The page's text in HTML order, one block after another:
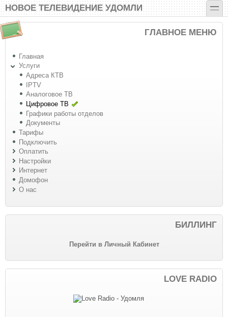
Перейти к основному содержанию
Skip to search
НОВОЕ ТЕЛЕВИДЕНИЕ УДОМЛИ toggle
ГЛАВНОЕ МЕНЮ
Главная
Услуги
Адреса КТВ
IPTV
Аналоговое ТВ
Цифровое ТВ
Графики работы отделов
Документы
Тарифы
Подключить
Оплатить
Настройки
Интернет
Домофон
О нас
БИЛЛИНГ
Перейти в Личный Кабинет
LOVE RADIO